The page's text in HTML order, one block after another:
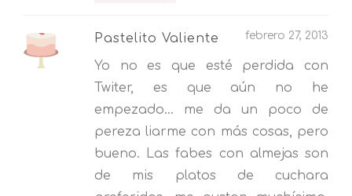
Pastelito Valiente febrero 27, 2013
Yo no es que esté perdida con
Twiter, es que aún no he
empezado... me da un poco de
pereza liarme con más cosas, pero
bueno. Las fabes con almejas son
de mis platos de cuchara